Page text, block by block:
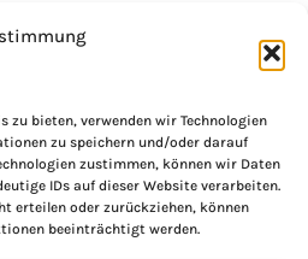
zu bieten, verwenden wir Technologien
zu speichern und/oder darauf
zustimmen, können wir Daten
IDs auf dieser Website verarbeiten.
erteilen oder zurückziehen, können
beeinträchtigt werden.
Naturschutz und nukleare